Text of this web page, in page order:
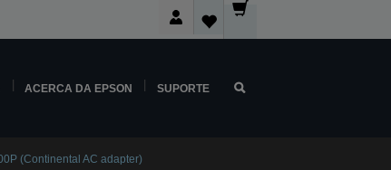
ACERCA DA EPSON SUPORTE
(Continental AC adapter)